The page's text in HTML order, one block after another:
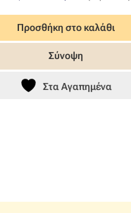
was:
650,00 €.
τιμή
είναι:
Προσθήκη στο καλάθι
Σύνοψη
Στα Αγαπημένα